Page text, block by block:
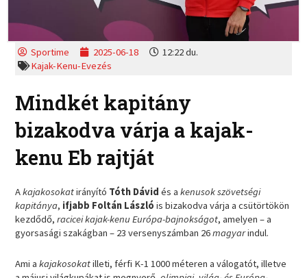
Sportime 2025-06-18
12:22 du.
Kajak-Kenu-Evezés
Mindkét kapitány
bizakodva várja a kajak-
kenu Eb rajtját
Akajakosokatirányító Tóth Dávid és akenusok szövetségi
kapitánya, ifjabb Foltán László is bizakodva várja a csütörtökön
kezdődő,racicei kajak-kenu Európa-bajnokságot, amelyen – a
gyorsasági szakágban – 23 versenyszámban 26magyarindul.
Ami akajakosokatilleti, férfi K-1 1000 méteren a válogatót, illetve